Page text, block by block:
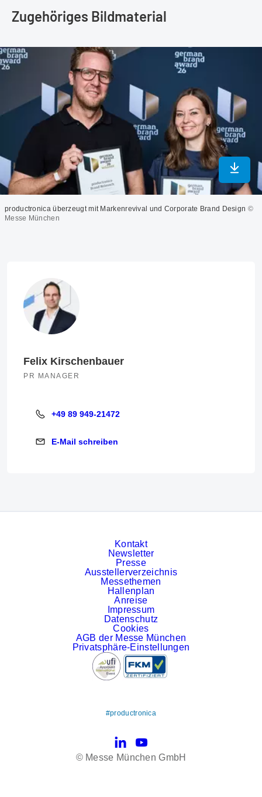
Zugehöriges Bildmaterial
In
productronica überzeugt mit Markenrevival und Corporate Brand Design ©
Messe München
Felix Kirschenbauer
PR MANAGER
+49 89 949-21472
+49 89 949-21472
E-Mail schreiben
E-Mail schreiben
Kontakt
Newsletter
Presse
Ausstellerverzeichnis
Messethemen
Hallenplan
Anreise
Impressum
Datenschutz
Cookies
AGB der Messe München
Privatsphäre-Einstellungen
#productronica
LinkedInYouTube
© Messe München GmbH